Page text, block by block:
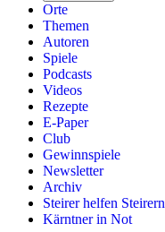
Orte
Themen
Autoren
Spiele
Podcasts
Videos
Rezepte
E-Paper
Club
Gewinnspiele
Newsletter
Archiv
Steirer helfen Steirern
Kärntner in Not